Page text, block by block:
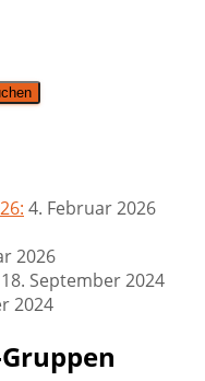
4. Februar 2026
2026
18. September 2024
2024